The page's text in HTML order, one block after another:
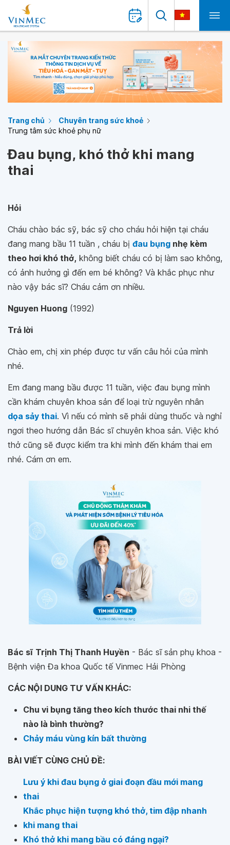
Trang chủ
Chuyên trang sức khoẻ
Trung tâm sức khoẻ phụ nữ
Đau bụng, khó thở khi mang
thai
Hỏi
Cháu chào bác sỹ, bác sỹ cho cháu hỏi hiện tại cháu
đang mang bầu 11 tuần , cháu bị đau bụng nhẹ kèm
theo hơi khó thở, không biết cháu có bị làm sao không,
có ảnh hưởng gì đến em bé không? Và khắc phục như
nào vậy bác sĩ? Cháu cảm ơn nhiều.
Nguyen Huong (1992)
Trả lời
Chào em, chị xin phép được tư vấn câu hỏi của mình
nhé.
Em đang mang bầu được 11 tuần, việc đau bụng mình
cần khám chuyên khoa sản để loại trừ nguyên nhân
dọa sảy thai. Vì nếu có mình sẽ phải dùng thuốc và nghỉ
ngơi theo hướng dẫn Bác sĩ chuyên khoa sản. Việc khó
thở cũng sẽ được kiểm tra khi mình đến khám thai em
nhé. Cám ơn em.
Bác sĩ Trịnh Thị Thanh Huyền - Bác sĩ sản phụ khoa -
Bệnh viện Đa khoa Quốc tế Vinmec Hải Phòng
CÁC NỘI DUNG TƯ VẤN KHÁC:
Chu vi bụng tăng theo kích thước thai nhi thế
nào là bình thường?
Chảy máu vùng kín bất thường
BÀI VIẾT CÙNG CHỦ ĐỀ:
Lưu ý khi đau bụng ở giai đoạn đầu mới mang
thai
Khắc phục hiện tượng khó thở, tim đập nhanh
khi mang thai
Khó thở khi mang bầu có đáng ngại?